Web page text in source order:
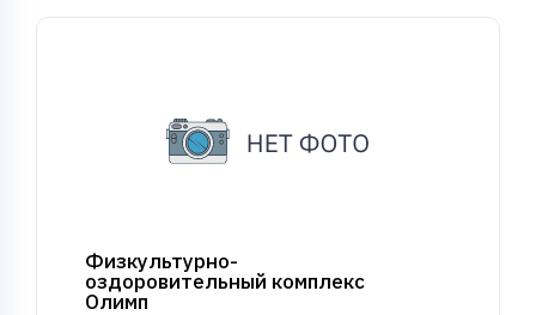
Физкультурно-
оздоровительный комплекс
Олимп